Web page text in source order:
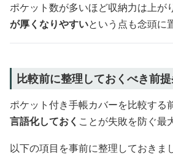
ポケット数が多いほど収納力は上が
が厚くなりやすいという点も念頭に
比較前に整理しておくべき前
ポケット付き手帳カバーを比較する
言語化しておく ことが失敗を防ぐ最
以下の項目を事前に整理しておきま